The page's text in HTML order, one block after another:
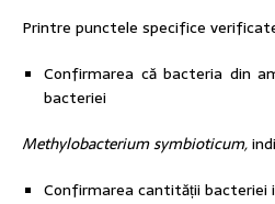
Printre punctele specifice
Confirmarea că bacteria din
bacteriei
Methylobacterium symbioticum,
Confirmarea cantității bacteriei